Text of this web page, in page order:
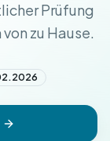
Prüfung
zu Hause.